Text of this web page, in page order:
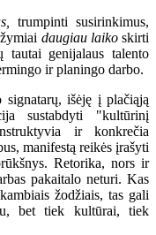
trumpinti susirinkimus,
daugiau laikoskirti
genijalaus talento
ir planingo darbo.
išėję į plačiąją
sustabdyti "kultūrinį
ir konkrečia
manifestą reikės įrašyti
Retorika, nors ir
pakaitalo neturi. Kas
žodžiais, tas gali
bet tiek kultūrai, tiek